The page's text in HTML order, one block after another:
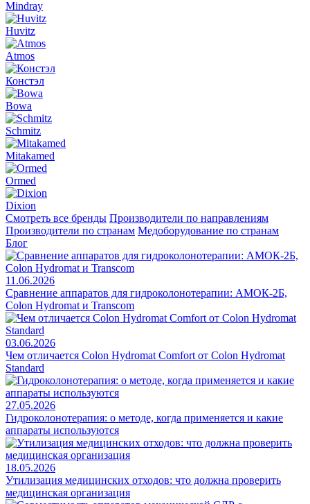
Mindray
Huvitz
Atmos
Констэл
Bowa
Schmitz
Mitakamed
Ormed
Dixion
Смотреть все бренды Производители по направлениям
Производители по странам Медоборудование по странам
Блог
11.06.2026
Сравнение аппаратов для гидроколонотерапии: АМОК-2Б,
Colon Hydromat и Transcom
03.06.2026
Чем отличается Colon Hydromat Comfort от Colon Hydromat
Standard
27.05.2026
Гидроколонотерапия: о методе, когда применяется и какие
аппараты используются
18.05.2026
Утилизация медицинских отходов: что должна проверить
медицинская организация